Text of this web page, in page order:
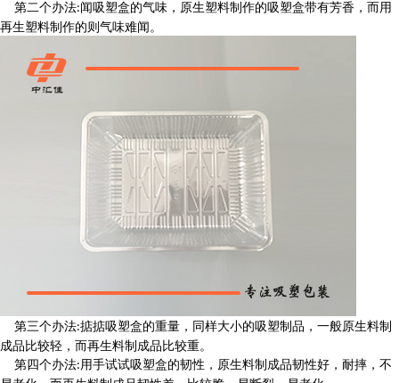
第二个办法:闻吸塑盒的气味，原生塑料制作的吸塑盒带有芳香，而用
再生塑料制作的则气味难闻。
第三个办法:掂掂吸塑盒的重量，同样大小的吸塑制品，一般原生料制
成品比较轻，而再生料制成品比较重。
第四个办法:用手试试吸塑盒的韧性，原生料制成品韧性好，耐摔，不